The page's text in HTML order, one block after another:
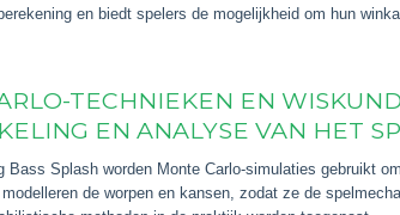
en biedt spelers de mogelijkheid om hun
TECHNIEKEN EN
EN ANALYSE VAN HET
Bass Splash worden Monte Carlo-simulaties gebruikt
de worpen en kansen, zodat ze de